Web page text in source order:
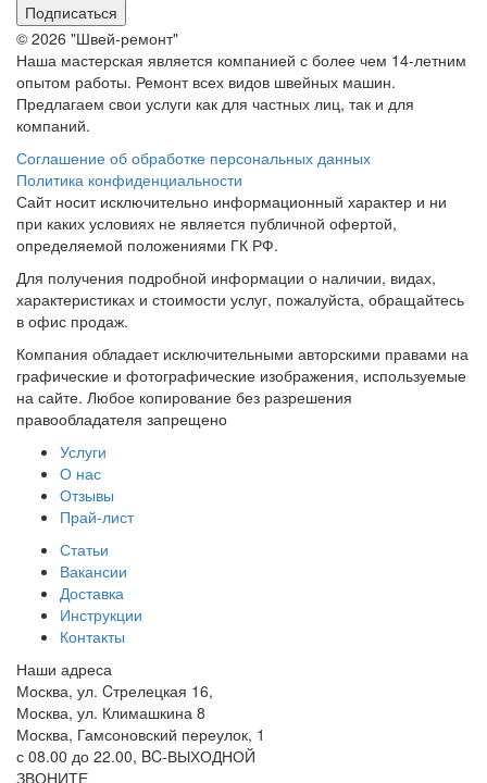
Подписаться
© 2026 "Швей-ремонт"
Наша мастерская является компанией с более чем 14-летним
опытом работы. Ремонт всех видов швейных машин.
Предлагаем свои услуги как для частных лиц, так и для
компаний.
Соглашение об обработке персональных данных
Политика конфиденциальности
Сайт носит исключительно информационный характер и ни
при каких условиях не является публичной офертой,
определяемой положениями ГК РФ.
Для получения подробной информации о наличии, видах,
характеристиках и стоимости услуг, пожалуйста, обращайтесь
в офис продаж.
Компания обладает исключительными авторскими правами на
графические и фотографические изображения, используемые
на сайте. Любое копирование без разрешения
правообладателя запрещено
Услуги
О нас
Отзывы
Прай-лист
Статьи
Вакансии
Доставка
Инструкции
Контакты
Наши адреса
Москва, ул. Cтрелецкая 16,
Москва, ул. Климашкина 8
Москва, Гамсоновский переулок, 1
с 08.00 до 22.00, BC-ВЫХОДНОЙ
ЗВОНИТЕ